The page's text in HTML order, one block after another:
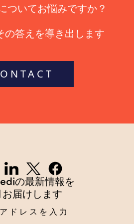
ついてお悩みですか？
答えを導き出します
の最新情報を
お届けします